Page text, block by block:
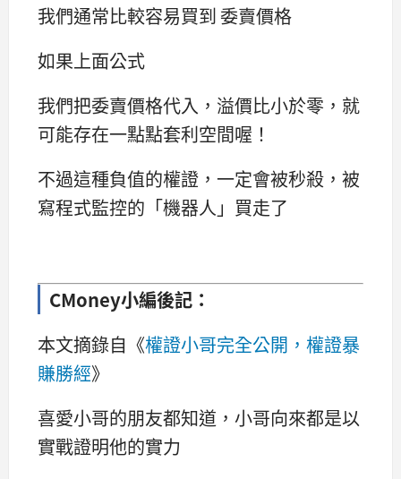
我們通常比較容易買到 委賣價格
如果上面公式
我們把委賣價格代入，溢價比小於零，就
可能存在一點點套利空間喔！
不過這種負值的權證，一定會被秒殺，被
寫程式監控的「機器人」買走了
CMoney小編後記：
本文摘錄自《權證小哥完全公開，權證暴
賺勝經》
喜愛小哥的朋友都知道，小哥向來都是以
實戰證明他的實力